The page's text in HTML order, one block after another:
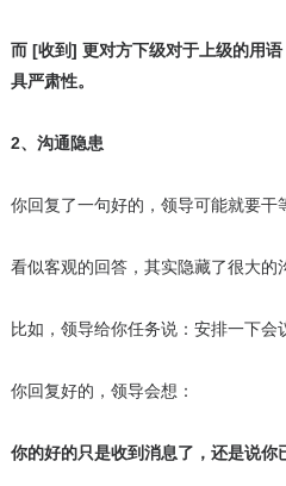
而 [收到] 更对方下级对于上级的用
具严肃性。
2、沟通隐患
你回复了一句好的，领导可能就要干
看似客观的回答，其实隐藏了很大的
比如，领导给你任务说：安排一下会
你回复好的，领导会想：
你的好的只是收到消息了，还是说你